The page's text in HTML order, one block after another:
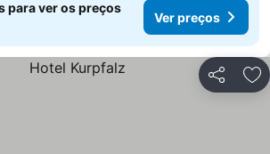
para ver os preços
Ver preços
Partilhar